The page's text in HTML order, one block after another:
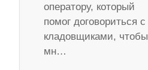
оператору, который
помог договориться с
кладовщиками, чтобы
мн…